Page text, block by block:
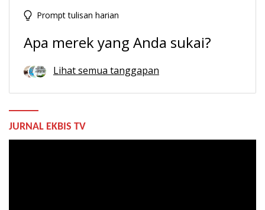
Prompt tulisan harian
Apa merek yang Anda sukai?
Lihat semua tanggapan
JURNAL EKBIS TV